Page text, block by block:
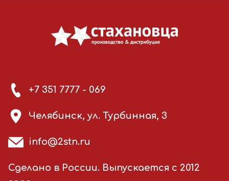
+7 351 7777 - 069
Челябинск, ул. Турбинная, 3
info@2stn.ru
Сделано в России. Выпускается с 2012